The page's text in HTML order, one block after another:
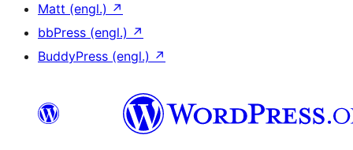
Matt (engl.) ↗
bbPress (engl.) ↗
BuddyPress (engl.) ↗